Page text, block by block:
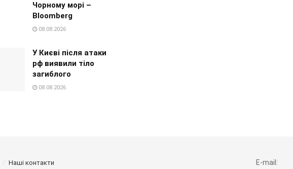
Чорному морі –
Bloomberg
08.08.2026
У Києві після атаки
рф виявили тіло
загиблого
08.08.2026
Наші контакти
E-mail: